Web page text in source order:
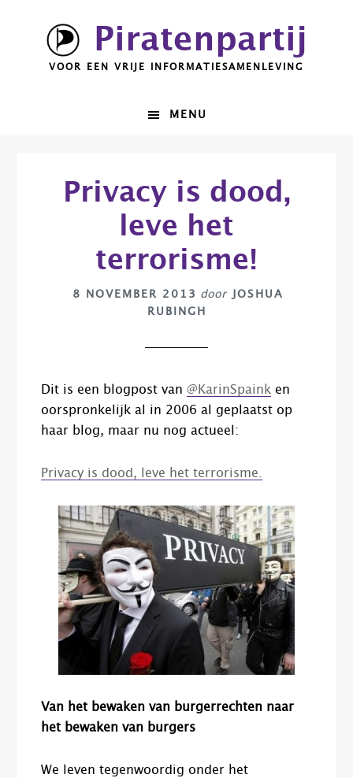
hoofdnavigatie
Piratenpartij
VOOR EEN VRIJE INFORMATIESAMENLEVING
MENU
Privacy is dood,
leve het
terrorisme!
8 NOVEMBER 2013 door
JOSHUA
RUBINGH
Dit is een blogpost van@KarinSpaink en
oorspronkelijk al in 2006 al geplaatst op
haar blog, maar nu nog actueel:
Privacy is dood, leve het terrorisme.
Van het bewaken van burgerrechten naar
het bewaken van burgers
We leven tegenwoordig onder het